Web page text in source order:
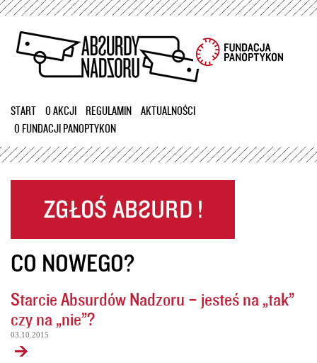
Przejdź
treści
START O AKCJI REGULAMIN
AKTUALNOŚCI
O FUNDACJI PANOPTYKON
CO NOWEGO?
Starcie Absurdów Nadzoru – jesteś na „tak”
czy na „nie”?
03.10.2015